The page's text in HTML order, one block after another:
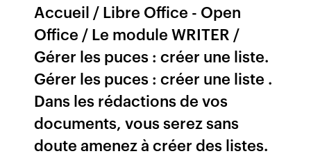
Accueil / Libre Office - Open
Office / Le module WRITER /
Gérer les puces : créer une liste.
Gérer les puces : créer une liste .
Dans les rédactions de vos
documents, vous serez sans
doute amenez à créer des listes.